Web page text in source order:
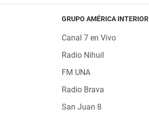
GRUPO AMÉRICA INTERIOR
Canal 7 en Vivo
Radio Nihuil
FM UNA
Radio Brava
San Juan 8